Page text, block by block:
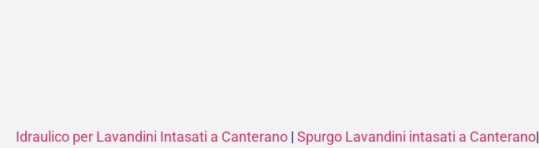
Idraulico per Lavandini Intasati a Canterano | Spurgo Lavandini intasati a Canterano|